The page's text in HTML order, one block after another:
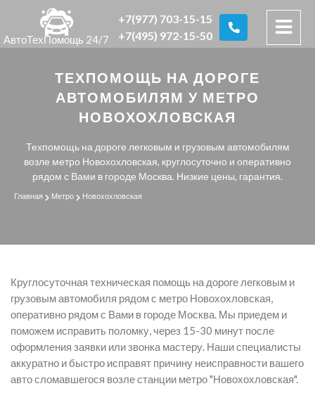
АвтоТехПомощь 24/7
+7(977) 703-15-15
+7(495) 972-15-50
ТЕХПОМОЩЬ НА ДОРОГЕ
АВТОМОБИЛЯМ У МЕТРО
НОВОХОХЛОВСКАЯ
Техпомощь на дороге легковым и грузовым автомобилям
возле метро Новохохловская, круглосуточно и оперативно
рядом с Вами в городе Москва. Низкие цены, гарантия.
Главная Метро Новохохловская
Круглосуточная техническая помощь на дороге легковым и
грузовым автомобиля рядом с метро Новохохловская,
оперативно рядом с Вами в городе Москва. Мы приедем и
поможем исправить поломку, через 15-30 минут после
оформления заявки или звонка мастеру. Наши специалисты
аккуратно и быстро исправят причину неисправности вашего
авто сломавшегося возле станции метро "Новохохловская".